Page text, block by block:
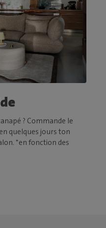
? Commande le
quelques jours ton
*en fonction des